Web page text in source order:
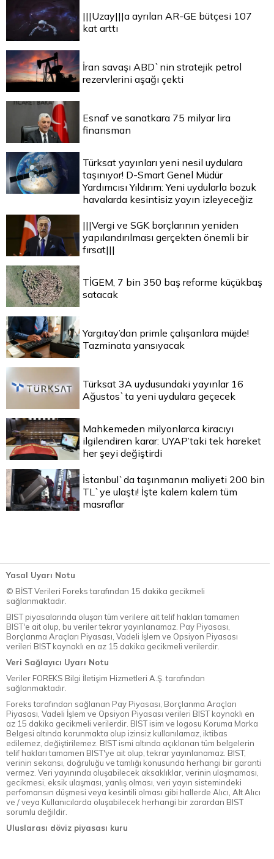
|||Uzay|||a ayrılan AR-GE bütçesi 107
kat arttı
İran savaşı ABD`nin stratejik petrol
rezervlerini aşağı çekti
Esnaf ve sanatkara 75 milyar lira
finansman
Türksat yayınları yeni nesil uydulara
taşınıyor! D-Smart Genel Müdür
Yardımcısı Yıldırım: Yeni uydularla bozuk
havalarda kesintisiz yayın izleyeceğiz
|||Vergi ve SGK borçlarının yeniden
yapılandırılması gerçekten önemli bir
fırsat|||
TİGEM, 7 bin 350 baş reforme küçükbaş
satacak
Yargıtay’dan primle çalışanlara müjde!
Tazminata yansıyacak
Türksat 3A uydusundaki yayınlar 16
Ağustos`ta yeni uydulara geçecek
Mahkemeden milyonlarca kiracıyı
ilgilendiren karar: UYAP’taki tek hareket
her şeyi değiştirdi
İstanbul`da taşınmanın maliyeti 200 bin
TL`ye ulaştı! İşte kalem kalem tüm
masraflar
Yasal Uyarı Notu
© BİST Verileri Foreks tarafından 15 dakika gecikmeli
sağlanmaktadır.
BIST piyasalarında oluşan tüm verilere ait telif hakları tamamen
BIST'e ait olup, bu veriler tekrar yayınlanamaz. Pay Piyasası,
Borçlanma Araçları Piyasası, Vadeli İşlem ve Opsiyon Piyasası
verileri BIST kaynaklı en az 15 dakika gecikmeli verilerdir.
Veri Sağlayıcı Uyarı Notu
Veriler FOREKS Bilgi İletişim Hizmetleri A.Ş. tarafından
sağlanmaktadır.
Foreks tarafından sağlanan Pay Piyasası, Borçlanma Araçları
Piyasası, Vadeli İşlem ve Opsiyon Piyasası verileri BIST kaynaklı en
az 15 dakika gecikmeli verilerdir. BIST isim ve logosu Koruma Marka
Belgesi altında korunmakta olup izinsiz kullanılamaz, iktibas
edilemez, değiştirilemez. BIST ismi altında açıklanan tüm belgelerin
telif hakları tamamen BIST'ye ait olup, tekrar yayınlanamaz. BIST,
verinin sekansı, doğruluğu ve tamlığı konusunda herhangi bir garanti
vermez. Veri yayınında oluşabilecek aksaklıklar, verinin ulaşmaması,
gecikmesi, eksik ulaşması, yanlış olması, veri yayın sistemindeki
perfomansın düşmesi veya kesintili olması gibi hallerde Alıcı, Alt Alıcı
ve / veya Kullanıcılarda oluşabilecek herhangi bir zarardan BIST
sorumlu değildir.
Uluslarası döviz piyasası kuru